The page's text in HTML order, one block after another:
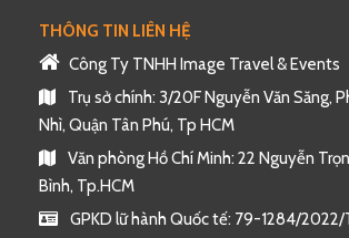
THÔNG TIN LIÊN HỆ
Công Ty TNHH Image Travel & Events
Trụ sở chính: 3/20F Nguyễn Văn Săng,
Nhì, Quận Tân Phú, Tp HCM
Văn phòng Hồ Chí Minh: 22 Nguyễn
Bình, Tp.HCM
GPKD lữ hành Quốc tế: 79-1284/2022/